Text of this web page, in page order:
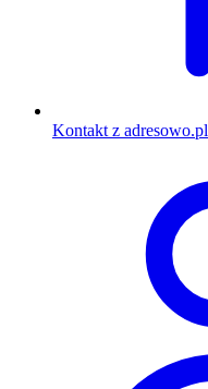
Kontakt z adresowo.pl